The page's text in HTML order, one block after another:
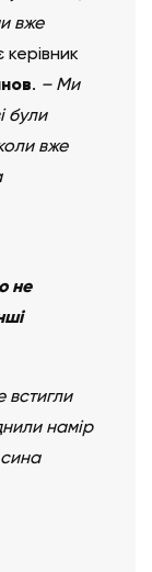
вже
. – Ми
були
вже
не
встигли
намір